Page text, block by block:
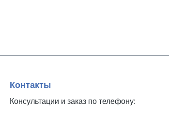
Контакты
Консультации и заказ по телефону: